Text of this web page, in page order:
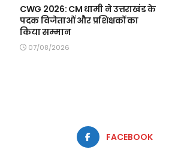
CWG 2026: CM धामी ने उत्तराखंड के
पदक विजेताओं और प्रशिक्षकों का
किया सम्मान
07/08/2026
FACEBOOK